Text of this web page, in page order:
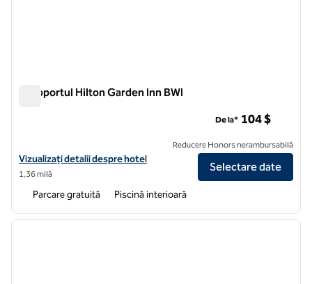
Aeroportul Hilton Garden Inn BWI
Vizualizați detaliile hotelului pentru Hilton Garden Inn BWI Airport
Vizualizați detalii despre hotel
1,36 milă
De la* 104 $
Reducere Honors nerambursabilă
Selectare date
Parcare gratuită Piscină interioară
1 din 12